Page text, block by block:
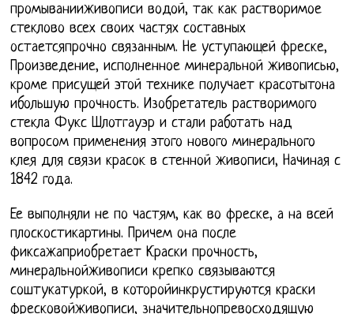
промыванииживописи водой, так как растворимое
стеклово всех своих частях составных
остаетсяпрочно связанным. Не уступающей фреске,
Произведение, исполненное минеральной живописью,
кроме присущей этой технике получает красотытона
ибольшую прочность. Изобретатель растворимого
стекла Фукс Шлотгауэр и стали работать над
вопросом применения этого нового минерального
клея для связи красок в стенной живописи, Начиная с
1842 года.
Ее выполняли не по частям, как во фреске, а на всей
плоскостикартины. Причем она после
фиксажаприобретает Краски прочность,
минеральнойживописи крепко связываются
соштукатуркой, в которойинкрустируются краски
фресковойживописи, значительнопревосходящую